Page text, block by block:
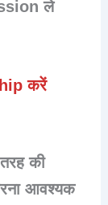
ले
करें
की
आवश्यक